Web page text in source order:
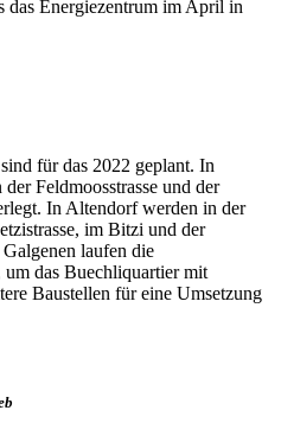
das Energiezentrum im April in
für das 2022 geplant. In
Feldmoosstrasse und der
In Altendorf werden in der
im Bitzi und der
laufen die
das Buechliquartier mit
Baustellen für eine Umsetzung